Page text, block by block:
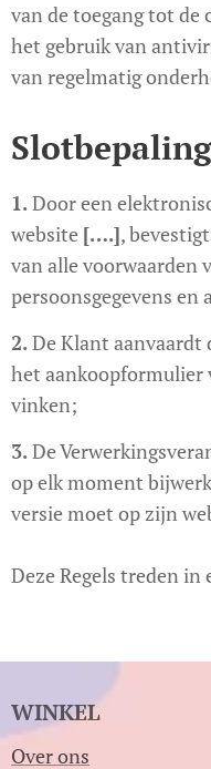
van de toegang tot de
het gebruik van
van regelmatig
1. Door een
website [….],
van alle voorwaarden
persoonsgegevens en
2. De Klant aanvaardt
het aankoopformulier
vinken;
3. De
op elk moment
versie moet op zijn
Deze Regels treden in
WINKEL
Over ons